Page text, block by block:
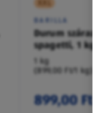
XXL
BARILLA
Durum
spagetti, 1 kg
1 kg
(899,00 Ft/1 kg)
899,00 Ft